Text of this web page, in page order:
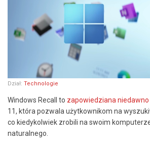
Dział: Technologie
Windows Recall to zapowiedziana niedawno
11, która pozwala użytkownikom na
co kiedykolwiek zrobili na swoim
naturalnego.